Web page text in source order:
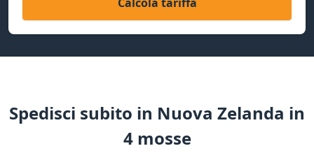
Spedisci subito in Nuova Zelanda in
4 mosse